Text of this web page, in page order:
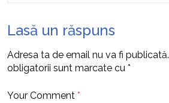
Lasă un răspuns
Adresa ta de email nu va fi publicată.
obligatorii sunt marcate cu *
Your Comment *